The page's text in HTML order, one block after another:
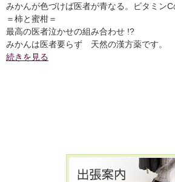
みかんが色づけば医者が青なる。ビタミンC
＝柿と蜜柑＝
最高の医者泣かせの組み合わせ !?
みかんは医者要らず 天然の漢方薬です。
続きを見る